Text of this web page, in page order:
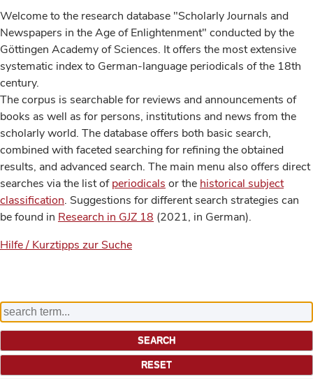
Welcome to the research database "Scholarly Journals and
Newspapers in the Age of Enlightenment" conducted by the
Göttingen Academy of Sciences. It offers the most extensive
systematic index to German-language periodicals of the 18th
century.
The corpus is searchable for reviews and announcements of
books as well as for persons, institutions and news from the
scholarly world. The database offers both basic search,
combined with faceted searching for refining the obtained
results, and advanced search. The main menu also offers direct
searches via the list ofperiodicals or the historical subject
classification. Suggestions for different search strategies can
be found in Research in GJZ 18 (2021, in German).
Hilfe / Kurztipps zur Suche